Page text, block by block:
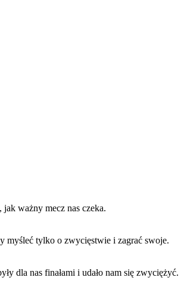
ważny mecz nas czeka.
myśleć tylko o zwycięstwie i zagrać swoje.
dla nas finałami i udało nam się zwyciężyć.